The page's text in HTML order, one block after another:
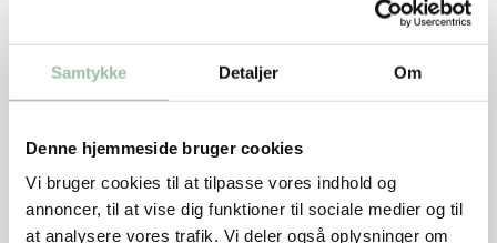
Samtykke Detaljer Om
Denne hjemmeside bruger cookies
Vi bruger cookies til at tilpasse vores indhold og
annoncer, til at vise dig funktioner til sociale medier og til
at analysere vores trafik. Vi deler også oplysninger om
persille
Tilbehør